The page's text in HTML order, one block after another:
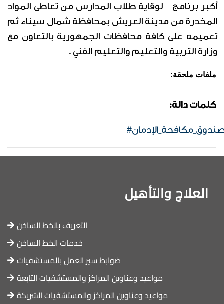
أكبر برنامج لوقاية طلاب المدارس من تعاطى المواد
المخدرة من مدينة العريش بمحافظة شمال سيناء ثم
تعميمه على كافة محافظات الجمهورية بالتعاون مع
وزارة التربية والتعليم والتعليم الفني .
:ملفات ملحقة
:كلمات دالة
العلاج والتأهيل
التعريف بالخط الساخن
خدمات الخط الساخن
ضوابط سير العمل بالمستشفيات
مواعيد وعناوين المراكز والمستشفيات التابعة
مواعيد وعناوين المراكز والمستشفيات الشريكة